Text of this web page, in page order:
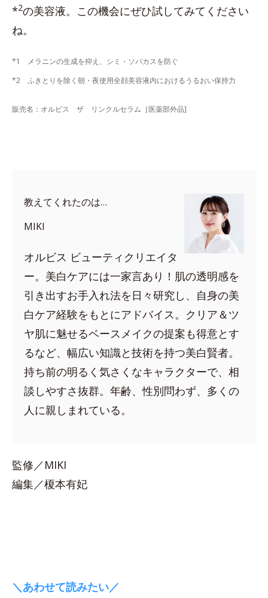
*2の美容液。この機会にぜひ試してみてください
ね。
*1 メラニンの生成を抑え、シミ・ソバカスを防ぐ
*2 ふきとりを除く朝・夜使用全顔美容液内におけるうるおい保持力
販売名：オルビス ザ リンクルセラム［医薬部外品]
教えてくれたのは…
MIKI
オルビス ビューティクリエイタ
ー。美白ケアには一家言あり！肌の透明感を
引き出すお手入れ法を日々研究し、自身の美
白ケア経験をもとにアドバイス。クリア＆ツ
ヤ肌に魅せるベースメイクの提案も得意とす
るなど、幅広い知識と技術を持つ美白賢者。
持ち前の明るく気さくなキャラクターで、相
談しやすさ抜群。年齢、性別問わず、多くの
人に親しまれている。
監修／MIKI
編集／榎本有妃
＼あわせて読みたい／